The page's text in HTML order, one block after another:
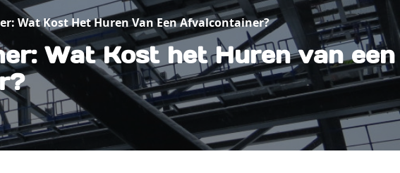
Wat Kost Het Huren Van Een Afvalcontainer?
Wat Kost het Huren van een